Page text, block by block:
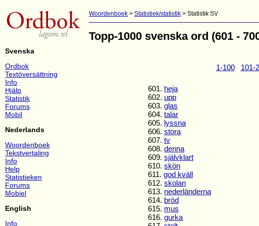
Woordenboek > Statistiek/statistik > Statistik SV
Topp-1000 svenska ord (601 -
1-100
101-
601. heja
602. upp
603.glas
604.talar
605. lyssna
606.stora
607.tv
608.denna
609.självklart
610.skön
611.god kväll
612.skolan
613. nederländerna
614. bröd
615. mus
616.gurka
Svenska
Ordbok
Textöversättning
Info
Hjälp
Statistik
Forums
Mobil
Nederlands
Woordenboek
Tekstvertaling
Info
Help
Statistieken
Forums
Mobiel
English
Info